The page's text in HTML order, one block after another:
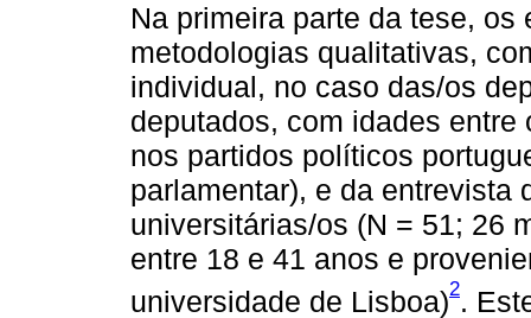
Na primeira parte da tese,
metodologias qualitativas,
individual, no caso das/os
deputados, com idades
nos partidos políticos
parlamentar), e da entrevista
universitárias/os (N = 51; 26
entre 18 e 41 anos e
universidade de Lisboa)2.